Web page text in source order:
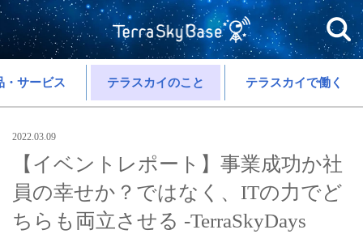
・サービス テラスカイのこと テラスカイで働く
2022.03.09
【イベントレポート】事業成功か社
員の幸せか？ではなく、ITの力でど
ちらも両立させる -TerraSkyDays